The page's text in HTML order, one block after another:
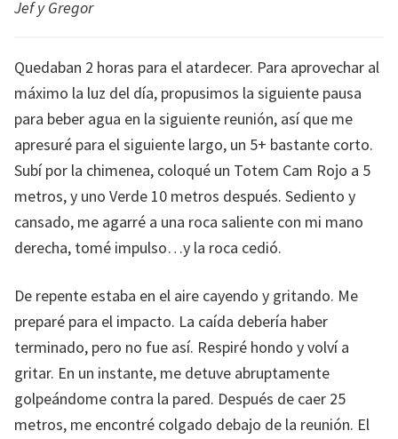
Jef y Gregor
Quedaban 2 horas para el atardecer. Para aprovechar al
máximo la luz del día, propusimos la siguiente pausa
para beber agua en la siguiente reunión, así que me
apresuré para el siguiente largo, un 5+ bastante corto.
Subí por la chimenea, coloqué un Totem Cam Rojo a 5
metros, y uno Verde 10 metros después. Sediento y
cansado, me agarré a una roca saliente con mi mano
derecha, tomé impulso…y la roca cedió.
De repente estaba en el aire cayendo y gritando. Me
preparé para el impacto. La caída debería haber
terminado, pero no fue así. Respiré hondo y volví a
gritar. En un instante, me detuve abruptamente
golpeándome contra la pared. Después de caer 25
metros, me encontré colgado debajo de la reunión. El